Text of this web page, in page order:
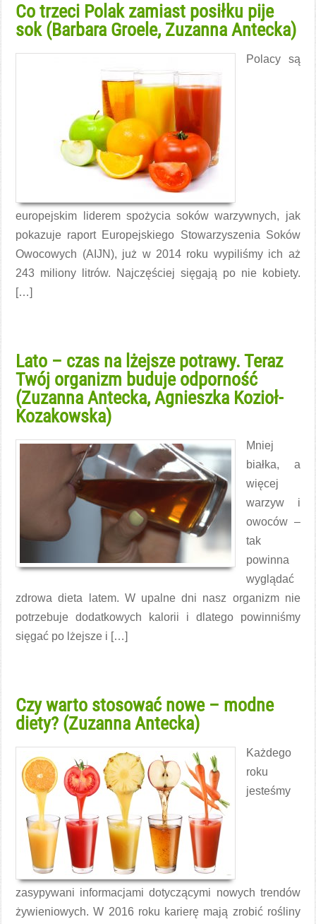
Co trzeci Polak zamiast posiłku pije
sok (Barbara Groele, Zuzanna Antecka)
Polacy są
europejskim liderem spożycia soków warzywnych, jak
pokazuje raport Europejskiego Stowarzyszenia Soków
Owocowych (AIJN), już w 2014 roku wypiliśmy ich aż
243 miliony litrów. Najczęściej sięgają po nie kobiety.
[…]
Lato – czas na lżejsze potrawy. Teraz
Twój organizm buduje odporność
(Zuzanna Antecka, Agnieszka Kozioł-
Kozakowska)
Mniej
białka, a
więcej
warzyw i
owoców –
tak
powinna
wyglądać
zdrowa dieta latem. W upalne dni nasz organizm nie
potrzebuje dodatkowych kalorii i dlatego powinniśmy
sięgać po lżejsze i […]
Czy warto stosować nowe – modne
diety? (Zuzanna Antecka)
Każdego
roku
jesteśmy
zasypywani informacjami dotyczącymi nowych trendów
żywieniowych. W 2016 roku karierę mają zrobić rośliny